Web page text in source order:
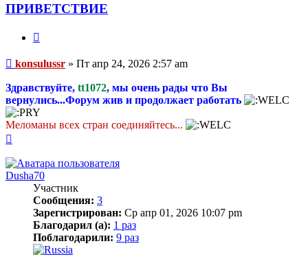
ПРИВЕТСТВИЕ
Сообщение
konsulussr » Пт апр 24, 2026 2:57 am
Здравствуйте, tt1072, мы очень рады что Вы
вернулись...Форум жив и продолжает работать
Меломаны всех стран соединяйтесь...
началу
Dusha70
Участник
Сообщения: 3
Зарегистрирован: Ср апр 01, 2026 10:07 pm
Благодарил (а): 1 раз
Поблагодарили: 9 раз